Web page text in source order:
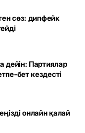
сөз: дипфейк
дейін: Партиялар
бет кездесті
онлайн қалай